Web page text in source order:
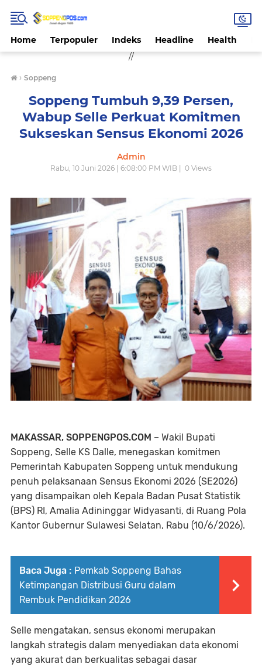
Home Terpopuler Indeks Headline Health
//
› Soppeng
Soppeng Tumbuh 9,39 Persen,
Wabup Selle Perkuat Komitmen
Sukseskan Sensus Ekonomi 2026
Admin
Rabu, 10 Juni 2026 | 6:08:00 PM WIB | 0 Views
MAKASSAR, SOPPENGPOS.COM – Wakil Bupati
Soppeng, Selle KS Dalle, menegaskan komitmen
Pemerintah Kabupaten Soppeng untuk mendukung
penuh pelaksanaan Sensus Ekonomi 2026 (SE2026)
yang disampaikan oleh Kepala Badan Pusat Statistik
(BPS) RI, Amalia Adininggar Widyasanti, di Ruang Pola
Kantor Gubernur Sulawesi Selatan, Rabu (10/6/2026).
Baca Juga : Pemkab Soppeng Bahas
Ketimpangan Distribusi Guru dalam
Rembuk Pendidikan 2026
Selle mengatakan, sensus ekonomi merupakan
langkah strategis dalam menyediakan data ekonomi
yang akurat dan berkualitas sebagai dasar